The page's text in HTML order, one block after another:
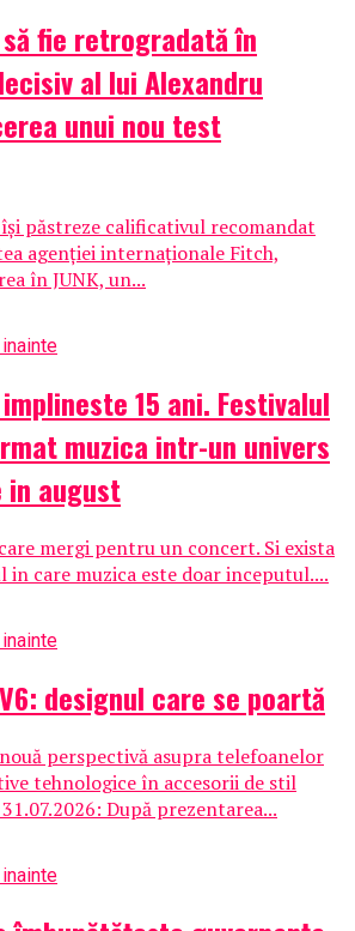
fie retrogradată în
al lui Alexandru
unui nou test
păstreze calificativul recomandat
agenției internaționale Fitch,
în JUNK, un...
implineste 15 ani. Festivalul
muzica intr-un univers
august
mergi pentru un concert. Si exista
in care muzica este doar inceputul....
designul care se poartă
perspectivă asupra telefoanelor
tehnologice în accesorii de stil
După prezentarea...